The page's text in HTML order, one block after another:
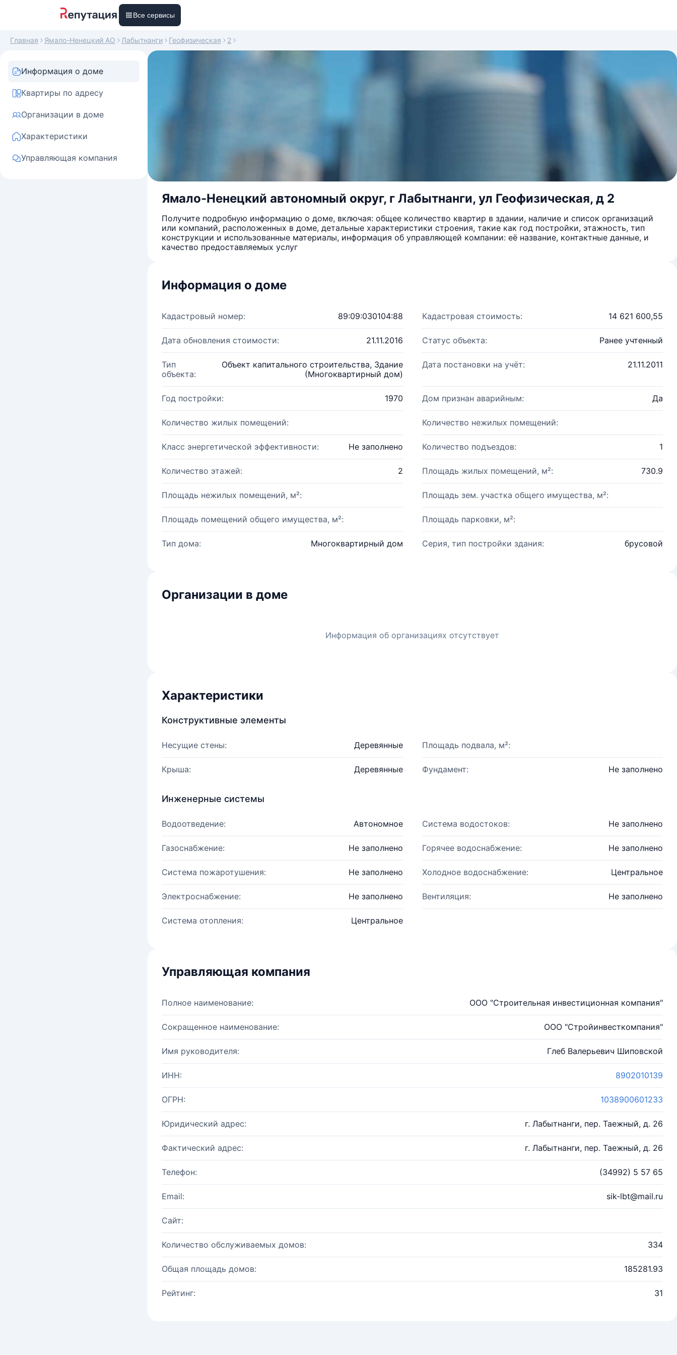
Все сервисы
Главная Ямало-Ненецкий АО Лабытнанги Геофизическая 2
Информация о доме
Квартиры по адресу
Организации в доме
Характеристики
Управляющая компания
Ямало-Ненецкий автономный округ, г Лабытнанги, ул Геофизическая, д 2
Получите подробную информацию о доме, включая: общее количество квартир в здании, наличие и список организаций
или компаний, расположенных в доме, детальные характеристики строения, такие как год постройки, этажность, тип
конструкции и использованные материалы, информация об управляющей компании: её название, контактные данные, и
качество предоставляемых услуг
Информация о доме
Кадастровый номер: 89:09:030104:88 Кадастровая стоимость: 14 621 600,55
Дата обновления стоимости: 21.11.2016 Статус объекта: Ранее учтенный
Тип
объекта:
Объект капитального строительства, Здание
(Многоквартирный дом)
Дата постановки на учёт: 21.11.2011
Год постройки: 1970 Дом признан аварийным: Да
Количество жилых помещений: Количество нежилых помещений:
Класс энергетической эффективности: Не заполнено Количество подъездов: 1
Количество этажей: 2 Площадь жилых помещений, м²: 730.9
Площадь нежилых помещений, м²: Площадь зем. участка общего имущества, м²:
Площадь помещений общего имущества, м²: Площадь парковки, м²:
Тип дома: Многоквартирный дом Серия, тип постройки здания: брусовой
Организации в доме
Информация об организациях отсутствует
Характеристики
Конструктивные элементы
Несущие стены: Деревянные Площадь подвала, м²:
Крыша: Деревянные Фундамент: Не заполнено
Инженерные системы
Водоотведение: Автономное Система водостоков: Не заполнено
Газоснабжение: Не заполнено Горячее водоснабжение: Не заполнено
Система пожаротушения: Не заполнено Холодное водоснабжение: Центральное
Электроснабжение: Не заполнено Вентиляция: Не заполнено
Система отопления: Центральное
Управляющая компания
Полное наименование: ООО "Строительная инвестиционная компания"
Сокращенное наименование: ООО "Стройинвесткомпания"
Имя руководителя: Глеб Валерьевич Шиповской
ИНН: 8902010139
ОГРН: 1038900601233
Юридический адрес: г. Лабытнанги, пер. Таежный, д. 26
Фактический адрес: г. Лабытнанги, пер. Таежный, д. 26
Телефон: (34992) 5 57 65
Email: sik-lbt@mail.ru
Сайт:
Количество обслуживаемых домов: 334
Общая площадь домов: 185281.93
Рейтинг: 31